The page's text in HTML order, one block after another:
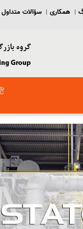
| همکاری | سؤالات متداول